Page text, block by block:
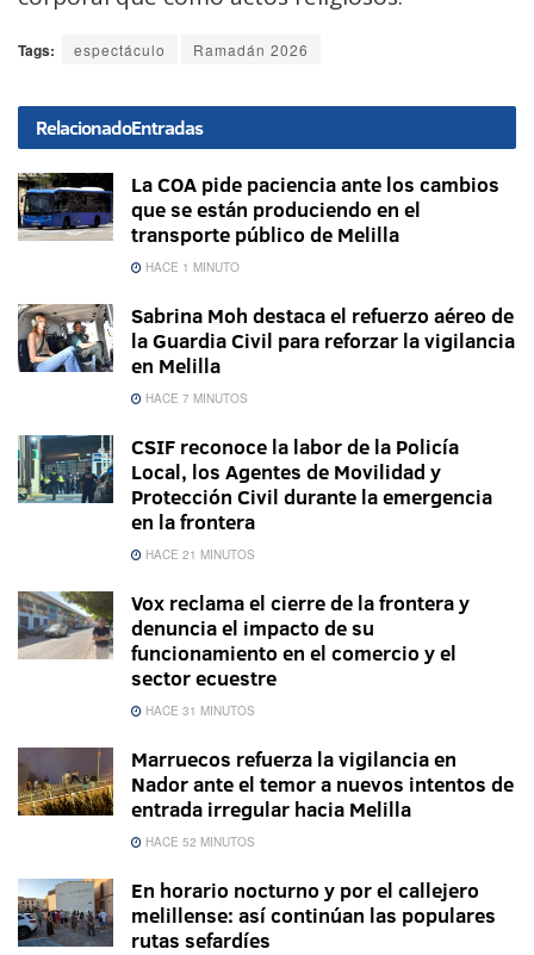
Tags: espectáculo Ramadán 2026
RelacionadoEntradas
La COA pide paciencia ante los cambios
que se están produciendo en el
transporte público de Melilla
HACE 1 MINUTO
Sabrina Moh destaca el refuerzo aéreo de
la Guardia Civil para reforzar la vigilancia
en Melilla
HACE 7 MINUTOS
CSIF reconoce la labor de la Policía
Local, los Agentes de Movilidad y
Protección Civil durante la emergencia
en la frontera
HACE 21 MINUTOS
Vox reclama el cierre de la frontera y
denuncia el impacto de su
funcionamiento en el comercio y el
sector ecuestre
HACE 31 MINUTOS
Marruecos refuerza la vigilancia en
Nador ante el temor a nuevos intentos de
entrada irregular hacia Melilla
HACE 52 MINUTOS
En horario nocturno y por el callejero
melillense: así continúan las populares
rutas sefardíes